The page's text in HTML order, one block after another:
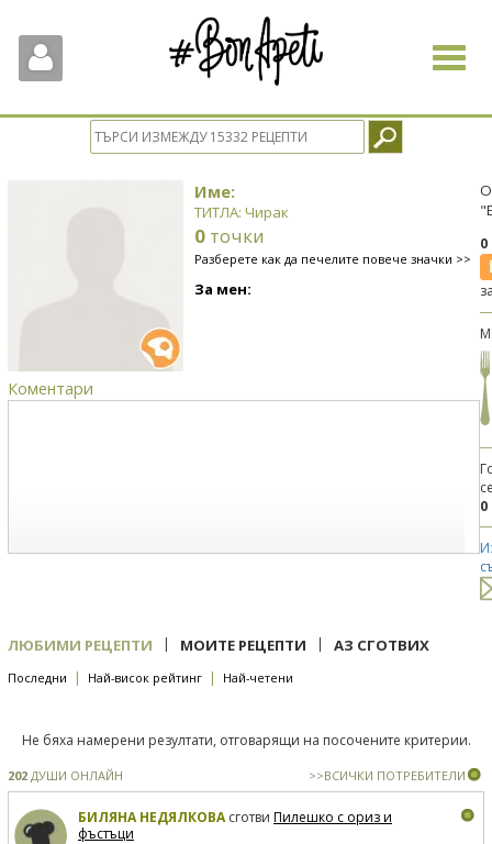
Toggle
Име:
ТИТЛА: Чирак
0 точки
Разберете как да печелите повече значки >>
За мен:
Коментари
0
ЛЮБИМИ РЕЦЕПТИ | МОИТЕ РЕЦЕПТИ | АЗ СГОТВИХ
Последни | Най-висок рейтинг | Най-четени
Не бяха намерени резултати, отговарящи на посочените критерии.
202 ДУШИ ОНЛАЙН >>ВСИЧКИ ПОТРЕБИТЕЛИ
БИЛЯНА НЕДЯЛКОВАсготви Пилешко с ориз и
фъстъци